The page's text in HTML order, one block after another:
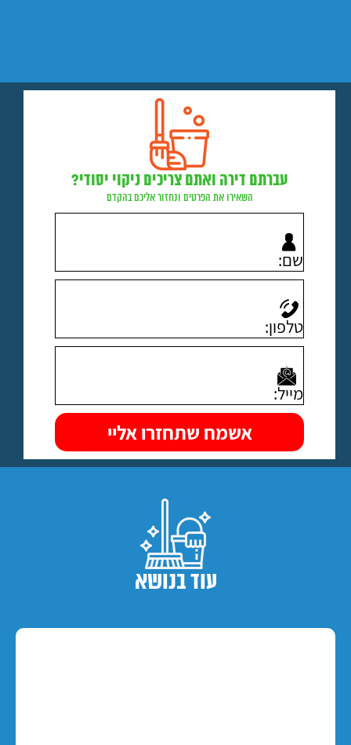
עברתם דירה ואתם צריכים ניקוי יסודי?
השאירו את הפרטים ונחזור אליכם בהקדם
עוד בנושא